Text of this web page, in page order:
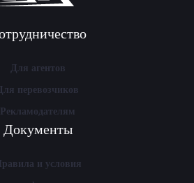
Для агентов
перевозчиков
Рекламодателям
Документы
Правила и условия